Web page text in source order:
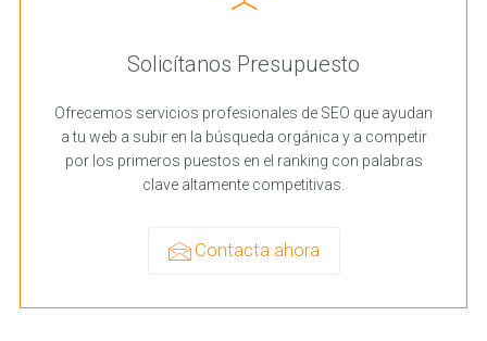
Solicítanos Presupuesto
Ofrecemos servicios profesionales de SEO que ayudan
a tu web a subir en la búsqueda orgánica y a competir
por los primeros puestos en el ranking con palabras
clave altamente competitivas.
Contacta ahora